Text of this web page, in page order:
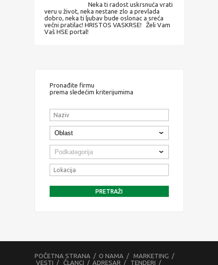
Neka ti radost uskrsnuća vrati
veru u život, neka nestane zlo a prevlada
dobro, neka ti ljubav bude oslonac a sreća
večni pratilac! HRISTOS VASKRSE! Želi Vam
Vaš HSE portal!
Pronađite firmu
prema sledećim kriterijumima
POČETNA STRANA / O NAMA / MARKETING /
VESTI / ČLANCI / ADRESAR / TENDERI /